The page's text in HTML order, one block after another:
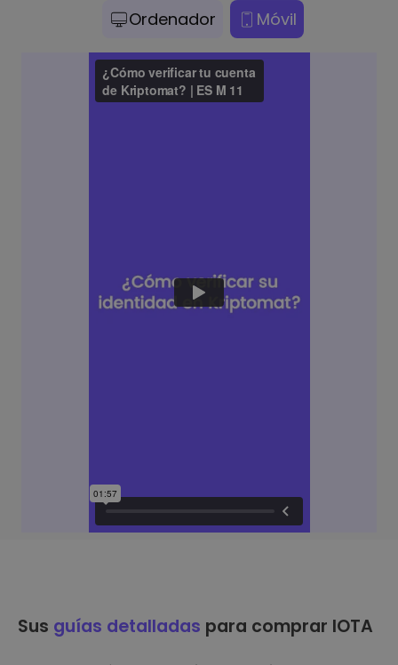
Ordenador Móvil
Sus guías detalladas para comprar IOTA